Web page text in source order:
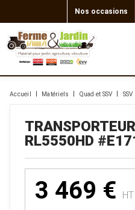
Nos occasions
Accueil Matériels Quad et SSV SSV
TRANSPORTEUR
RL5550HD
3 469 € HT